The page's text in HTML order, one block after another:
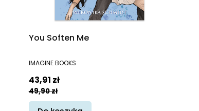
You Soften Me
PRODUCENT
IMAGINE BOOKS
Cena promocyjna
43,91 zł
49,90 zł